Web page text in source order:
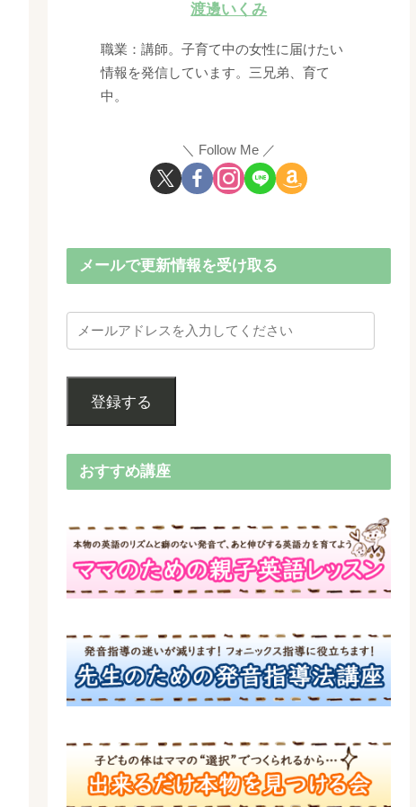
渡邊いくみ
職業：講師。子育て中の女性に届けたい
情報を発信しています。三兄弟、育て
中。
Follow Me
メールで更新情報を受け取る
登録する
おすすめ講座